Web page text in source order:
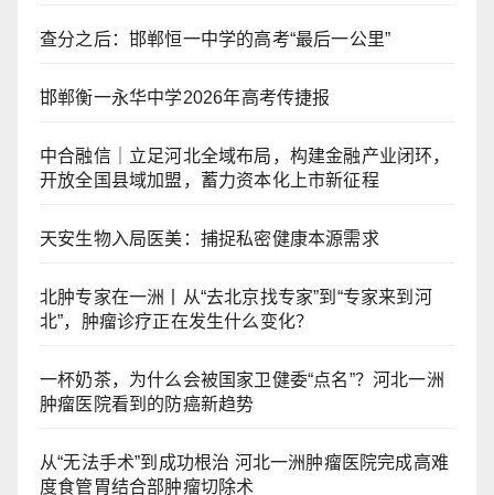
查分之后：邯郸恒一中学的高考“最后一公里”
邯郸衡一永华中学2026年高考传捷报
中合融信｜立足河北全域布局，构建金融产业闭环，
开放全国县域加盟，蓄力资本化上市新征程
天安生物入局医美：捕捉私密健康本源需求
北肿专家在一洲丨从“去北京找专家”到“专家来到河
北”，肿瘤诊疗正在发生什么变化？
一杯奶茶，为什么会被国家卫健委“点名”？河北一洲
肿瘤医院看到的防癌新趋势
从“无法手术”到成功根治 河北一洲肿瘤医院完成高难
度食管胃结合部肿瘤切除术